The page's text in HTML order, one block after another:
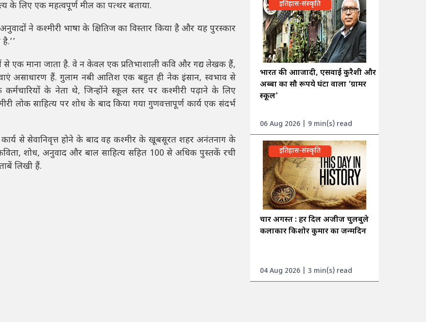
के लिए एक महत्वपूर्ण मील का पत्थर बताया.
ने कश्मीरी भाषा के क्षितिज का विस्तार किया है और यह पुरस्कार
एक माना जाता है. वे न केवल एक प्रतिभाशाली कवि और गद्य लेखक हैं,
असाधारण हैं. गुलाम नबी आतिश एक बहुत ही नेक इंसान, स्वभाव से
के नेता थे, जिन्होंने स्कूल स्तर पर कश्मीरी पढ़ाने के लिए
लोक साहित्य पर शोध के बाद किया गया गुणवत्तापूर्ण कार्य एक संदर्भ
से सेवानिवृत्त होने के बाद वह कश्मीर के खूबसूरत शहर अनंतनाग के
शोध, अनुवाद और बाल साहित्य सहित 100 से अधिक पुस्तकें रची
लिखी हैं.
इतिहास-संस्कृति
भारत की आाजादी, एसवाई कुरैशी और
अब्बा का सौ रूपये घंटा वाला ‘ग्रामर
स्कूल'
06 Aug 2026 | 9 min(s) read
इतिहास-संस्कृति
चार अगस्त : हर दिल अजीज चुलबुले
कलाकार किशोर कुमार का जन्मदिन
04 Aug 2026 | 3 min(s) read